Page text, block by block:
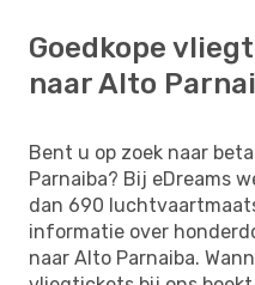
Goedkope
naar Alto
Bent u op zoek naar
Parnaiba? Bij eDreams
dan 690
informatie over
naar Alto Parnaiba.